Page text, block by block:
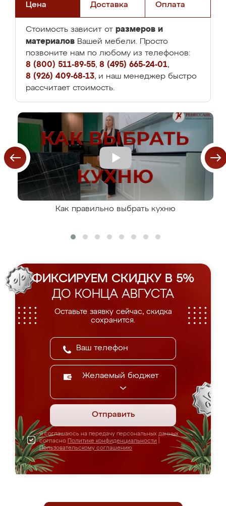
Цена Доставка Оплата
Стоимость зависит от размеров и
материалов Вашей мебели. Просто
позвоните нам по любому из телефонов:
8 (800) 511-89-55, 8 (495) 665-24-01,
8 (926) 409-68-13, и наш менеджер быстро
рассчитает стоимость.
Как правильно выбрать кухню
ФИКСИРУЕМ СКИДКУ В 5%
ДО КОНЦА АВГУСТА
Оставьте заявку сейчас, скидка
сохранится.
Желаемый бюджет
Отправить
Я соглашаюсь на передачу персональных данных
согласно Политике конфиденциальности
Пользовательскому соглашению